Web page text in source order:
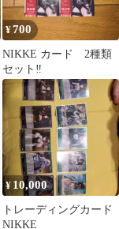
¥700
NIKKE カード 2種類
セット‼️
¥ 10,000
トレーディングカード
NIKKE